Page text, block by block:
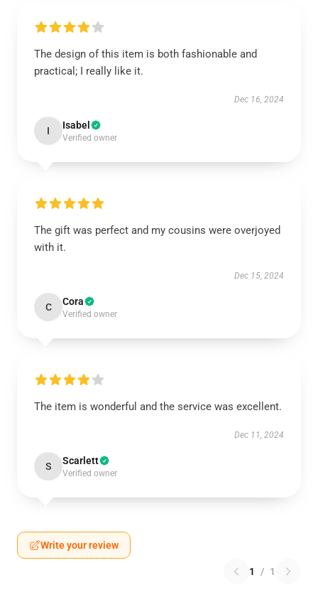
The design of this item is both fashionable and
practical; I really like it.
Dec 16, 2024
I Isabel
Verified owner
The gift was perfect and my cousins were overjoyed
with it.
Dec 15, 2024
C Cora
Verified owner
The item is wonderful and the service was excellent.
Dec 11, 2024
S Scarlett
Verified owner
Write your review
1 / 1